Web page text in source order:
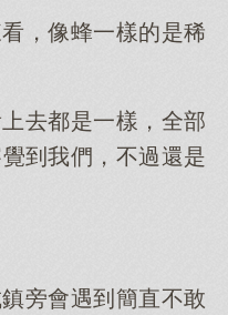
，像蜂一樣的是稀
去都是一樣，全部
到我們，不過還是
旁會遇到簡直不敢